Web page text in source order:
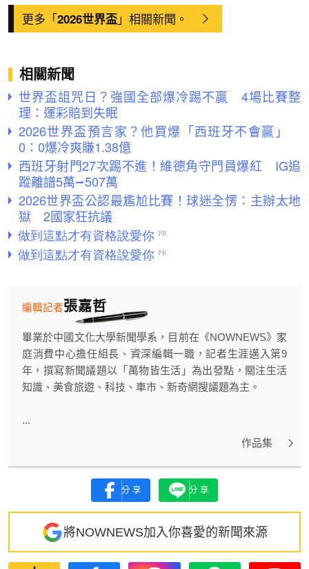
更多「2026世界盃」相關新聞。
相關新聞
世界盃詛咒日？強國全部爆冷踢不贏 4場比賽整
理：運彩賠到失眠
2026世界盃預言家？他買爆「西班牙不會贏」
0：0爆冷爽賺1.38億
西班牙射門27次踢不進！維德角守門員爆紅 IG追
蹤離譜5萬⭢507萬
2026世界盃公認最尷尬比賽！球迷全愣：主辦太地
獄 2國家狂抗議
張嘉哲
編輯記者
畢業於中國文化大學新聞學系，目前在《NOWNEWS》家
庭消費中心擔任組長、資深編輯一職，記者生涯邁入第9
年，撰寫新聞議題以「萬物皆生活」為出發點，關注生活
知識、美食旅遊、科技、車市、新奇網搜議題為主。
...
作品集
分享 分享
將NOWNEWS加入你喜愛的新聞來源